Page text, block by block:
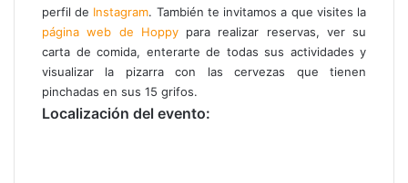
perfil de Instagram. También te invitamos a que visites la
página web de Hoppy para realizar reservas, ver su
carta de comida, enterarte de todas sus actividades y
visualizar la pizarra con las cervezas que tienen
pinchadas en sus 15 grifos.
Localización del evento: